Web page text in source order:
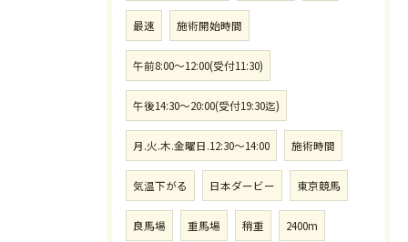
最速 施術開始時間
午前8:00〜12:00(受付11:30)
午後14:30〜20:00(受付19:30迄)
月.火.木.金曜日.12:30〜14:00 施術時間
気温下がる 日本ダービー 東京競馬
良馬場 重馬場 稍重 2400m